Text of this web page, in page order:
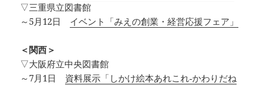
▽三重県立図書館
～5月12日 イベント「みえの創業・経営応援フェア」
＜関西＞
▽大阪府立中央図書館
～7月1日 資料展示「しかけ絵本あれこれ‐かわりだね